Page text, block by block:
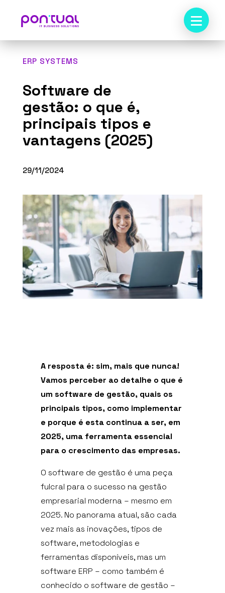
ERP SYSTEMS
Software de
gestão: o que é,
principais tipos e
vantagens (2025)
29/11/2024
A resposta é: sim, mais que nunca!
Vamos perceber ao detalhe o que é
um software de gestão, quais os
principais tipos, como implementar
e porque é esta continua a ser, em
2025, uma ferramenta essencial
para o crescimento das empresas.
O software de gestão é uma peça
fulcral para o sucesso na gestão
empresarial moderna – mesmo em
2025. No panorama atual, são cada
vez mais as inovações, tipos de
software, metodologias e
ferramentas disponíveis, mas um
software ERP – como também é
conhecido o software de gestão –